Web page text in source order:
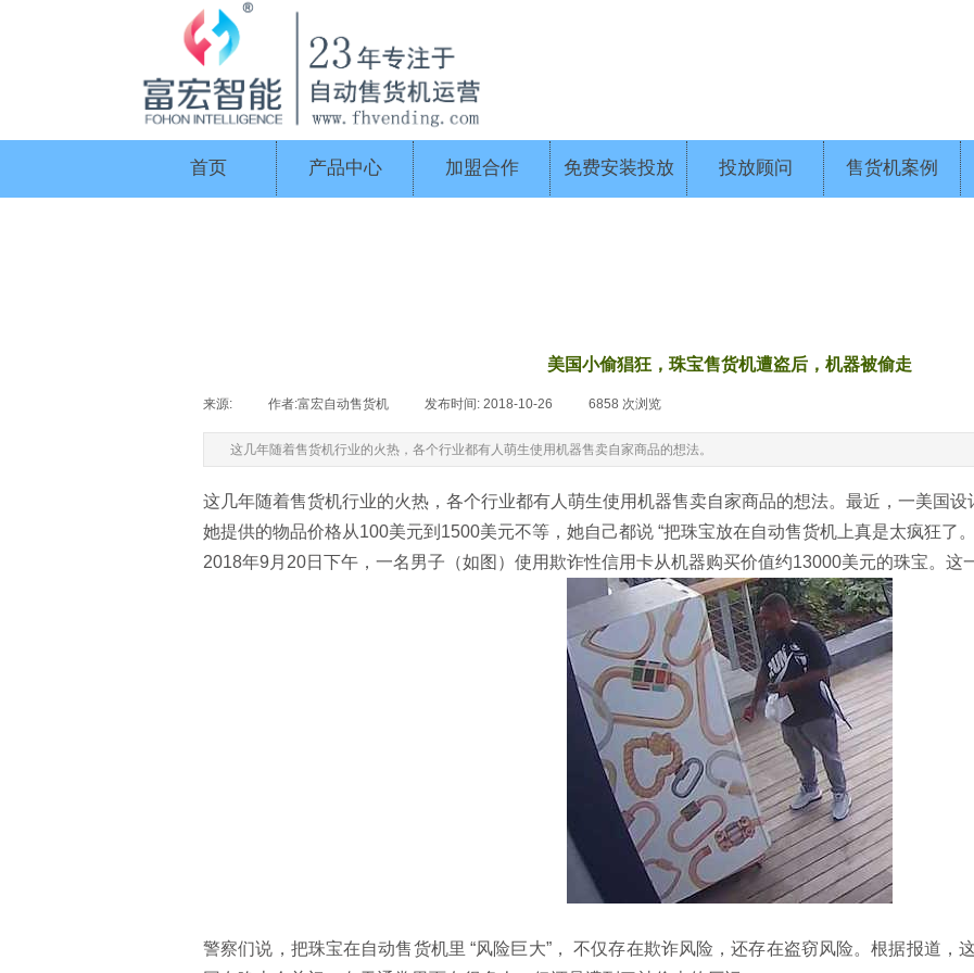
首页 产品中心 加盟合作 免费安装投放 投放顾问 售货机案例
美国小偷猖狂，珠宝售货机遭盗后，机器被偷走
来源: 作者:富宏自动售货机 发布时间: 2018-10-26 6858 次浏览
这几年随着售货机行业的火热，各个行业都有人萌生使用机器售卖自家商品的想法。
这几年随着售货机行业的火热，各个行业都有人萌生使用机器售卖自家商品的想法。最近，一美国设
她提供的物品价格从100美元到 1500美元不等，她自己都说 “把珠宝放在自动售货机上真是太疯狂了。
2018年9 月 20日下午，一名男子（如图）使用欺诈性信用卡从机器购买价值约13000美元的珠宝。 这
警察们说，把珠宝在自动售货机里 “风险巨大”，不仅存在欺诈风险，还存在盗窃风险。根据报道 ，